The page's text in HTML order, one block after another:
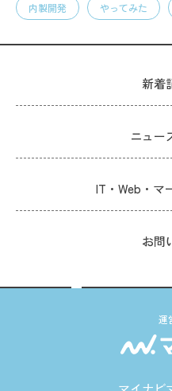
内製開発 やってみた
新着
ニュー
IT・Web・マ
お問
運